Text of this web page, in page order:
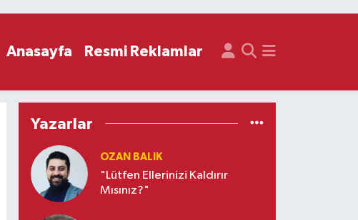
Anasayfa Resmi Reklamlar
Yazarlar
OZAN BALIK
"Lütfen Ellerinizi Kaldırır
Mısınız?"